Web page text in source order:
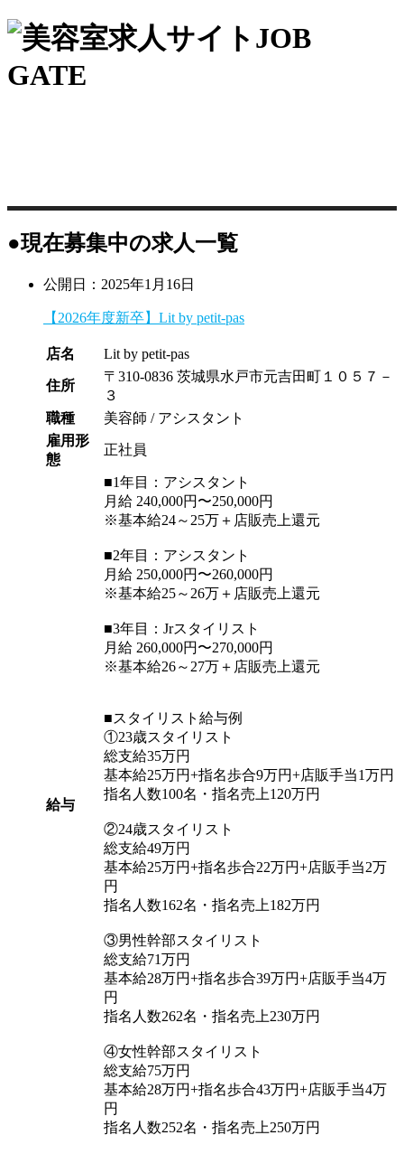
●現在募集中の求人一覧
公開日：2025年1月16日
【2026年度新卒】Lit by petit-pas
店名 Lit by petit-pas
住所
〒310-0836 茨城県水戸市元吉田町１０５７－
３
職種
美容師 / アシスタント
雇用形
態
正社員
給与
■1年目：アシスタント
月給 240,000円〜250,000円
※基本給24～25万＋店販売上還元
■2年目：アシスタント
月給 250,000円〜260,000円
※基本給25～26万＋店販売上還元
■3年目：Jrスタイリスト
月給 260,000円〜270,000円
※基本給26～27万＋店販売上還元
■スタイリスト給与例
①23歳スタイリスト
総支給35万円
基本給25万円+指名歩合9万円+店販手当1万円
指名人数100名・指名売上120万円
②24歳スタイリスト
総支給49万円
基本給25万円+指名歩合22万円+店販手当2万
円
指名人数162名・指名売上182万円
③男性幹部スタイリスト
総支給71万円
基本給28万円+指名歩合39万円+店販手当4万
円
指名人数262名・指名売上230万円
④女性幹部スタイリスト
総支給75万円
基本給28万円+指名歩合43万円+店販手当4万
円
指名人数252名・指名売上250万円